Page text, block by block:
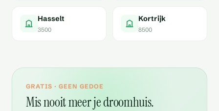
Hasselt
3500
Kortrijk
8500
GRATIS · GEEN GEDOE
Mis nooit meer je droomhuis.